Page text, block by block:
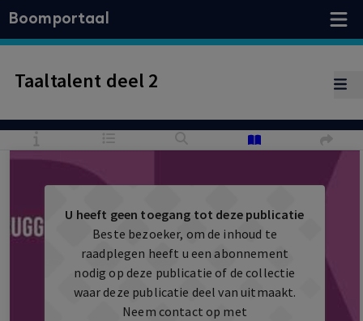
Boomportaal
Taaltalent deel 2
U heeft geen toegang tot deze publicatie
Beste bezoeker, om de inhoud te
raadplegen heeft u een abonnement
nodig op deze publicatie of de collectie
waar deze publicatie deel van uitmaakt.
Neem contact op met